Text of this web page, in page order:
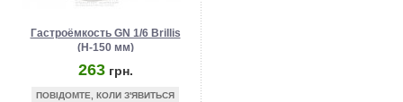
Гастроёмкость GN 1/6 Brillis
(Н-150 мм)
263 грн.
ПОВІДОМТЕ, КОЛИ З'ЯВИТЬСЯ